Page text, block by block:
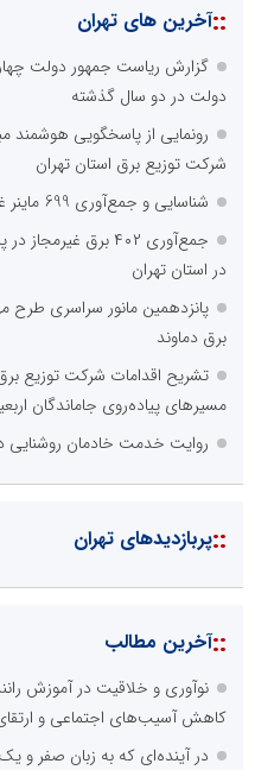
::آخرین های تهران
گزارش ریاست جمهور دولت
دولت در دو سال گذشته
شرکت توزیع برق استان تهران
شناسایی و جمع‌آوری 699 ماینر غیرمجاز در استان تهران
جمع‌آوری ۴۰۲ برق
در استان تهران
پانزدهمین مانور سراسری طرح
برق دماوند
تشریح اقدامات شرکت توزیع
مسیرهای پیاده‌روی جاماندگان
روایت خدمت خادمان روشنایی
::پربازدیدهای تهران
::آخرین مطالب
نوآوری و خلاقیت در آموزش
کاهش آسیب‌های اجتماعی و
در آینده‌ای که به زبان صفر و